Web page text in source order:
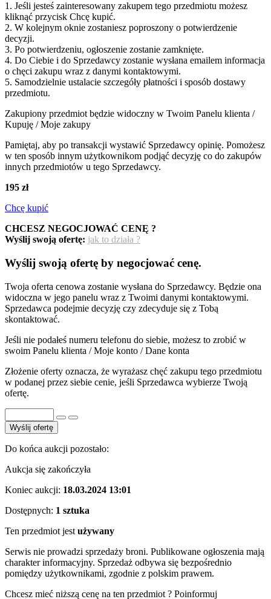
1. Jeśli jesteś zainteresowany zakupem tego przedmiotu możesz
kliknąć przycisk Chcę kupić.
2. W kolejnym oknie zostaniesz poproszony o potwierdzenie
decyzji.
3. Po potwierdzeniu, ogłoszenie zostanie zamknięte.
4. Do Ciebie i do Sprzedawcy zostanie wysłana emailem informacja
o chęci zakupu wraz z danymi kontaktowymi.
5. Samodzielnie ustalacie szczegóły płatności i sposób dostawy
przedmiotu.
Zakupiony przedmiot będzie widoczny w Twoim Panelu klienta /
Kupuję / Moje zakupy
Pamiętaj, aby po transakcji wystawić Sprzedawcy opinię. Pomożesz
w ten sposób innym użytkownikom podjąć decyzję co do zakupów
innych przedmiotów u tego Sprzedawcy.
195 zł
Chcę kupić
CHCESZ NEGOCJOWAĆ CENĘ ?
Wyślij swoją ofertę: jak to działa ?
Wyślij swoją ofertę by negocjować cenę.
Twoja oferta cenowa zostanie wysłana do Sprzedawcy. Będzie ona
widoczna w jego panelu wraz z Twoimi danymi kontaktowymi.
Sprzedawca podejmie decyzję czy zdecyduje się z Tobą
skontaktować.
Jeśli nie podałeś numeru telefonu do siebie, możesz to zrobić w
swoim Panelu klienta / Moje konto / Dane konta
Złożenie oferty oznacza, że wyrażasz chęć zakupu tego przedmiotu
w podanej przez siebie cenie, jeśli Sprzedawca wybierze Twoją
ofertę.
Wyślij ofertę
Do końca aukcji pozostało:
Aukcja się zakończyła
Koniec aukcji: 18.03.2024 13:01
Dostępnych: 1 sztuka
Ten przedmiot jest używany
Serwis nie prowadzi sprzedaży broni. Publikowane ogłoszenia mają
charakter informacyjny. Sprzedaż odbywa się bezpośrednio
pomiędzy użytkownikami, zgodnie z polskim prawem.
Chcesz mieć niższą cenę na ten przedmiot ? Poinformuj